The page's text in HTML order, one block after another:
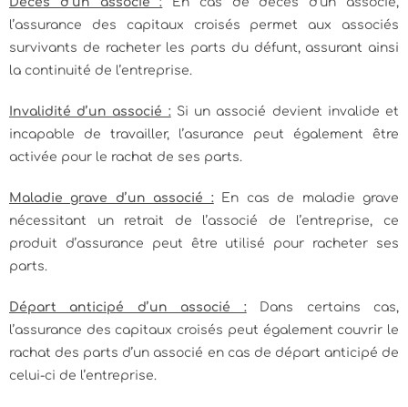
l’assurance des capitaux croisés permet aux associés
survivants de racheter les parts du défunt, assurant ainsi
la continuité de l’entreprise.
Invalidité d’un associé : Si un associé devient invalide et
incapable de travailler, l’asurance peut également être
activée pour le rachat de ses parts.
Maladie grave d’un associé : En cas de maladie grave
nécessitant un retrait de l’associé de l’entreprise, ce
produit d’assurance peut être utilisé pour racheter ses
parts.
Départ anticipé d’un associé : Dans certains cas,
l’assurance des capitaux croisés peut également couvrir le
rachat des parts d’un associé en cas de départ anticipé de
celui-ci de l’entreprise.